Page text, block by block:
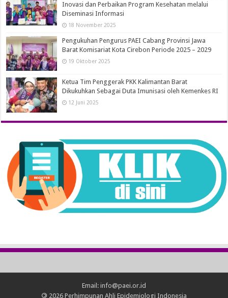
Inovasi dan Perbaikan Program Kesehatan melalui
Diseminasi Informasi
18 November 2025
Pengukuhan Pengurus PAEI Cabang Provinsi Jawa
Barat Komisariat Kota Cirebon Periode 2025 – 2029
19 Oktober 2025
Ketua Tim Penggerak PKK Kalimantan Barat
Dikukuhkan Sebagai Duta Imunisasi oleh Kemenkes RI
12 Juni 2025
Email: info@paei.or.id
© 2026 Perhimpunan Ahli Epidemiologi Indonesia